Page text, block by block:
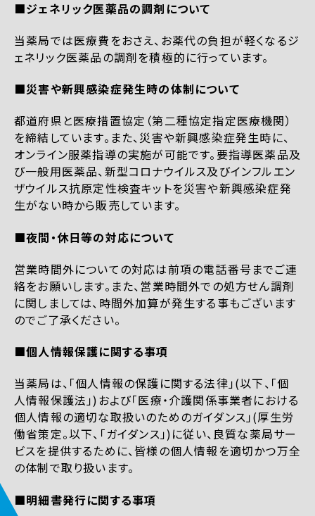
■ジェネリック医薬品の調剤について
当薬局では医療費をおさえ、お薬代の負担が軽くなるジ
ェネリック医薬品の調剤を積極的に行っています。
■災害や新興感染症発生時の体制について
都道府県と医療措置協定（第二種協定指定医療機関）
を締結しています。また、災害や新興感染症発生時に、
オンライン服薬指導の実施が可能です。要指導医薬品及
び一般用医薬品、新型コロナウイルス及びインフルエン
ザウイルス抗原定性検査キットを災害や新興感染症発
生がない時から販売しています。
■夜間・休日等の対応について
営業時間外についての対応は前項の電話番号までご連
絡をお願いします。また、営業時間外での処方せん調剤
に関しましては、時間外加算が発生する事もございます
のでご了承ください。
■個人情報保護に関する事項
当薬局は、「個人情報の保護に関する法律」(以下、「個
人情報保護法」)および「医療・介護関係事業者における
個人情報の適切な取扱いのためのガイダンス」(厚生労
働省策定。以下、「ガイダンス」)に従い、良質な薬局サー
ビスを提供するために、皆様の個人情報を適切かつ万全
の体制で取り扱います。
■明細書発行に関する事項